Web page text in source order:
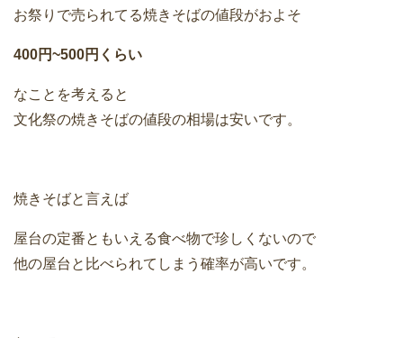
お祭りで売られてる焼きそばの値段がおよそ
400円~500円くらい
なことを考えると
文化祭の焼きそばの値段の相場は安いです。
焼きそばと言えば
屋台の定番ともいえる食べ物で珍しくないので
他の屋台と比べられてしまう確率が高いです。